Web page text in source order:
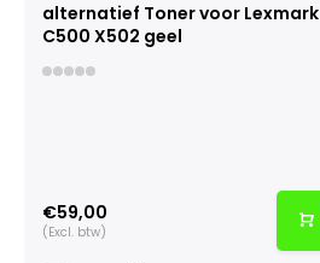
alternatief Toner voor Lexmark
C500 X502 geel
€59,00
(Excl. btw)